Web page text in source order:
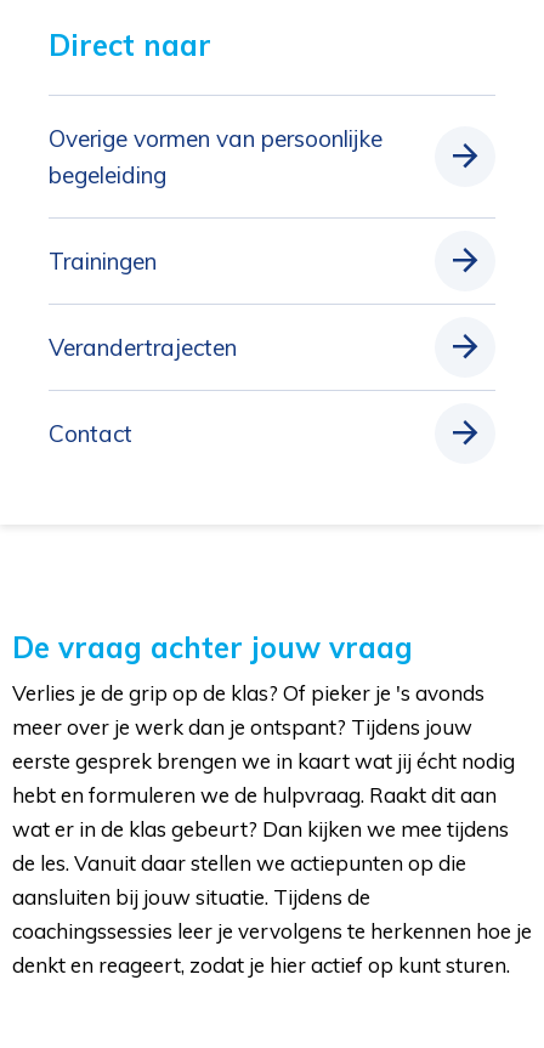
Direct naar
Overige vormen van persoonlijke
begeleiding
Trainingen
Verandertrajecten
Contact
De vraag achter jouw vraag
Verlies je de grip op de klas? Of pieker je 's avonds
meer over je werk dan je ontspant? Tijdens jouw
eerste gesprek brengen we in kaart wat jij écht nodig
hebt en formuleren we de hulpvraag. Raakt dit aan
wat er in de klas gebeurt? Dan kijken we mee tijdens
de les. Vanuit daar stellen we actiepunten op die
aansluiten bij jouw situatie. Tijdens de
coachingssessies leer je vervolgens te herkennen hoe je
denkt en reageert, zodat je hier actief op kunt sturen.